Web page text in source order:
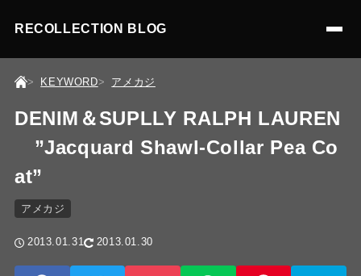
RECOLLECTION BLOG
KEYWORD アメカジ
DENIM＆SUPLLY RALPH LAUREN
”Jacquard Shawl-Collar Pea Co
at”
アメカジ
2013.01.31 2013.01.30